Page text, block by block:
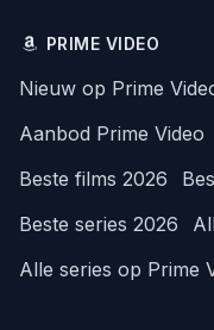
PRIME VIDEO
Nieuw op Prime
Aanbod Prime Video
Beste films 2026
Beste series 2026
Alle series op Prime